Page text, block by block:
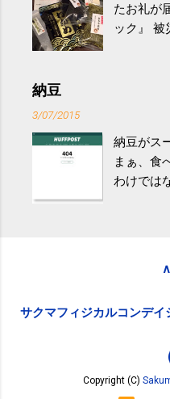
研究チー
きるのは
減らな
波大「減
ス - アピ
たお礼が
ック』 被
が『た
全く考え
少しづつ
嬉しいで
ですが
税務局｜
納豆
3/07/2015
納豆がス
まぁ、食
わけでは
ど。。
歳をピー
代の半分
起こさな
ドロイチ
て「コン
サクマフィジカルコンデイ
Copyright (C)